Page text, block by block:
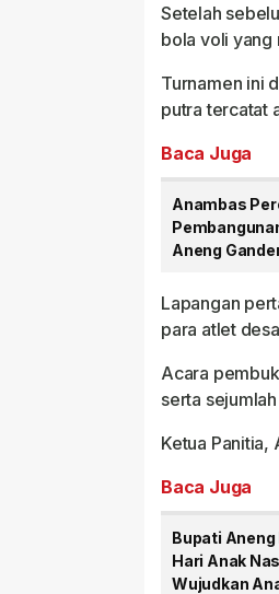
Setelah
bola voli yang
Turnamen ini
putra tercatat
Baca Juga
Anambas
Aneng
Lapangan
para atlet
Acara
serta
Ketua Panitia,
Baca Juga
Bupati
Hari Anak
Wujudkan